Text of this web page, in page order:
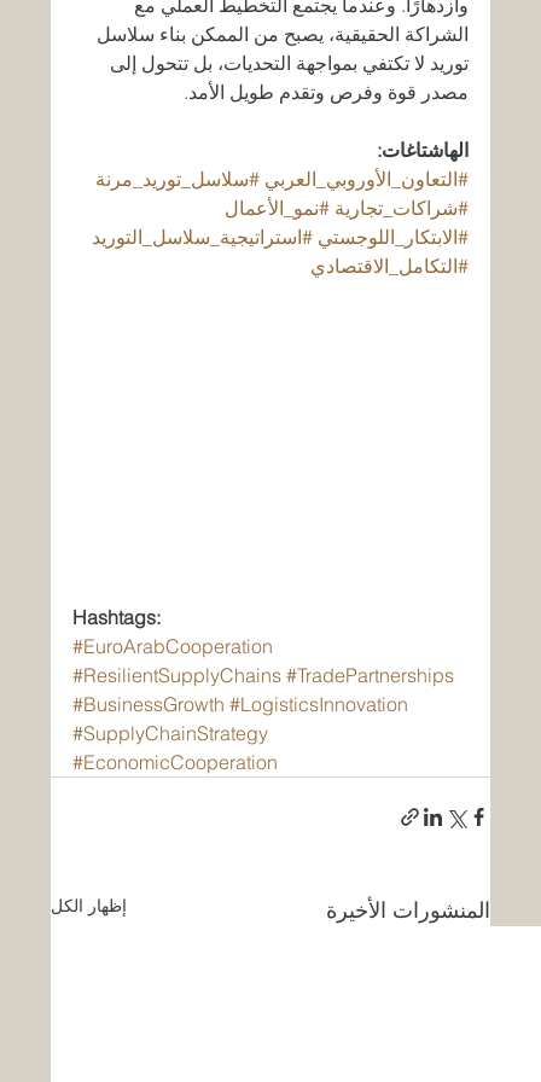
وازدهارًا. وعندما يجتمع التخطيط العملي مع
الشراكة الحقيقية، يصبح من الممكن بناء سلاسل
توريد لا تكتفي بمواجهة التحديات، بل تتحول إلى
مصدر قوة وفرص وتقدم طويل الأمد.
الهاشتاغات:
#التعاون_الأوروبي_العربي #سلاسل_توريد_مرنة
#شراكات_تجارية #نمو_الأعمال
#الابتكار_اللوجستي #استراتيجية_سلاسل_التوريد
#التكامل_الاقتصادي
Hashtags:
#EuroArabCooperation
#ResilientSupplyChains #TradePartnerships
#BusinessGrowth #LogisticsInnovation
#SupplyChainStrategy
#EconomicCooperation
المنشورات الأخيرة إظهار الكل